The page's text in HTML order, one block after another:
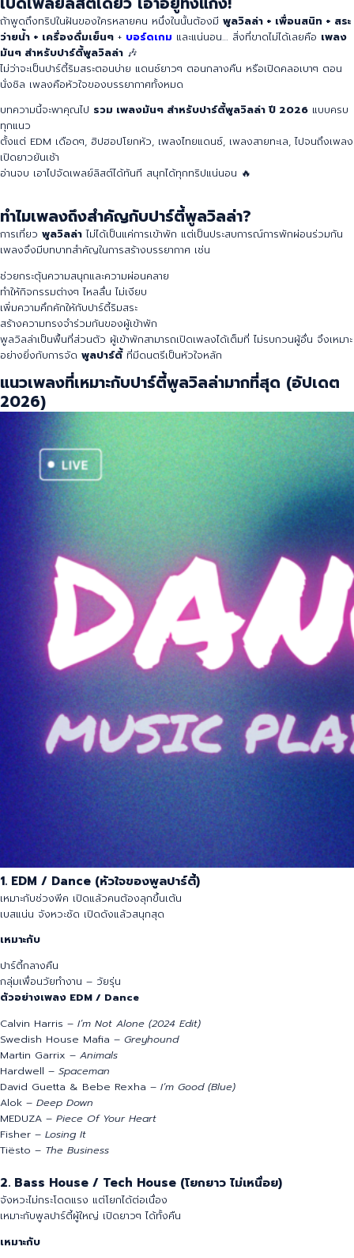
เปิดเพลย์ลิสต์เดียว เอาอยู่ทั้งแก๊ง!
ถ้าพูดถึงทริปในฝันของใครหลายคน หนึ่งในนั้นต้องมี
ว่ายน้ำ + เครื่องดื่มเย็นๆ
บอร์ดเกม และแน่นอน… สิ่งที่ขาดไม่ได้เลยคือ
มันๆ สำหรับปาร์ตี้พูลวิลล่า
ไม่ว่าจะเป็นปาร์ตี้ริมสระตอนบ่าย แดนซ์ยาวๆ ตอนกลางคืน หรือเปิดคลอเบาๆ ตอน
นั่งชิล เพลงคือหัวใจของบรรยากาศทั้งหมด
บทความนี้จะพาคุณไปรวม เพลงมันๆ สำหรับปาร์ตี้พูลวิลล่า ปี 2026
ตั้งแต่ EDM เดือดๆ, ฮิปฮอปโยกหัว, เพลงไทยแดนซ์, เพลงสายทะเล, ไปจนถึงเพลง
เปิดยาวยันเช้า
อ่านจบ เอาไปจัดเพลย์ลิสต์ได้ทันที สนุกได้ทุกทริปแน่นอน 🔥
ทำไมเพลงถึงสำคัญกับปาร์ตี้พูลวิลล่า?
การเที่ยวพูลวิลล่า ไม่ได้เป็นแค่การเข้าพัก แต่เป็นประสบการณ์การพักผ่อนร่วมกัน
เพลงจึงมีบทบาทสำคัญในการสร้างบรรยากาศ เช่น
ช่วยกระตุ้นความสนุกและความผ่อนคลาย
ทำให้กิจกรรมต่างๆ ไหลลื่น ไม่เงียบ
เพิ่มความคึกคักให้กับปาร์ตี้ริมสระ
สร้างความทรงจำร่วมกันของผู้เข้าพัก
พูลวิลล่าเป็นพื้นที่ส่วนตัว ผู้เข้าพักสามารถเปิดเพลงได้เต็มที่ ไม่รบกวนผู้อื่น จึงเหมาะ
อย่างยิ่งกับการจัดพูลปาร์ตี้ ที่มีดนตรีเป็นหัวใจหลัก
แนวเพลงที่เหมาะกับปาร์ตี้พูลวิลล่ามากที่สุด (อัปเดต
2026)
1. EDM / Dance (หัวใจของพูลปาร์ตี้)
เหมาะกับช่วงพีค เปิดแล้วคนต้องลุกขึ้นเต้น
เบสแน่น จังหวะชัด เปิดดังแล้วสนุกสุด
ปาร์ตี้กลางคืน
กลุ่มเพื่อนวัยทำงาน – วัยรุ่น
ตัวอย่างเพลง EDM / Dance
Calvin Harris – I’m Not Alone (2024 Edit)
Swedish House Mafia –
Martin Garrix –Animals
Hardwell –Spaceman
David Guetta & Bebe Rexha –
MEDUZA –Piece Of Your Heart
Fisher –Losing It
Tiësto –The Business
2. Bass House / Tech House (โยกยาว ไม่เหนื่อย)